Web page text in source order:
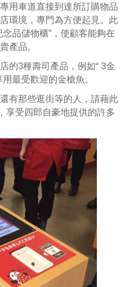
用車道直接到達所訂購物品
環境，專門為方便起見。此
品儲物櫃”，使顧客能夠在
產品。
的3種壽司產品，例如“ 3金
最受歡迎的金槍魚。
有那些逛街等的人，請藉此
享受四郎自豪地提供的許多